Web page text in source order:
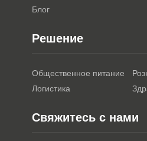
Блог
Решение
Общественное питание
Логистика
Свяжитесь с нами